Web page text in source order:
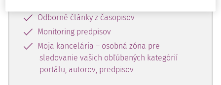
Odborné články z časopisov
Monitoring predpisov
Moja kancelária – osobná zóna pre
sledovanie vašich obľúbených kategórií
portálu, autorov, predpisov